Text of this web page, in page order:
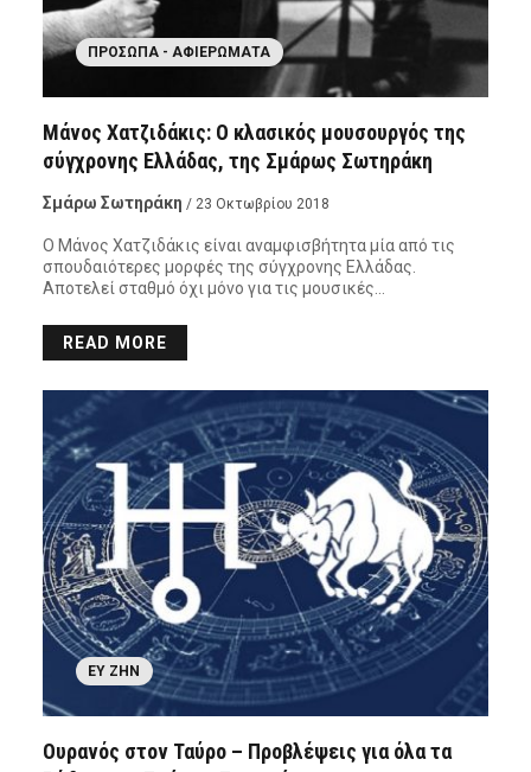
ΠΡΌΣΩΠΑ - ΑΦΙΕΡΏΜΑΤΑ
Μάνος Χατζιδάκις: Ο κλασικός μουσουργός της
σύγχρονης Ελλάδας, της Σμάρως Σωτηράκη
Σμάρω Σωτηράκη / 23 Οκτωβρίου 2018
Ο Μάνος Χατζιδάκις είναι αναμφισβήτητα μία από τις
σπουδαιότερες μορφές της σύγχρονης Ελλάδας.
Αποτελεί σταθμό όχι μόνο για τις μουσικές…
READ MORE
ΕΥ ΖΗΝ
Ουρανός στον Ταύρο – Προβλέψεις για όλα τα